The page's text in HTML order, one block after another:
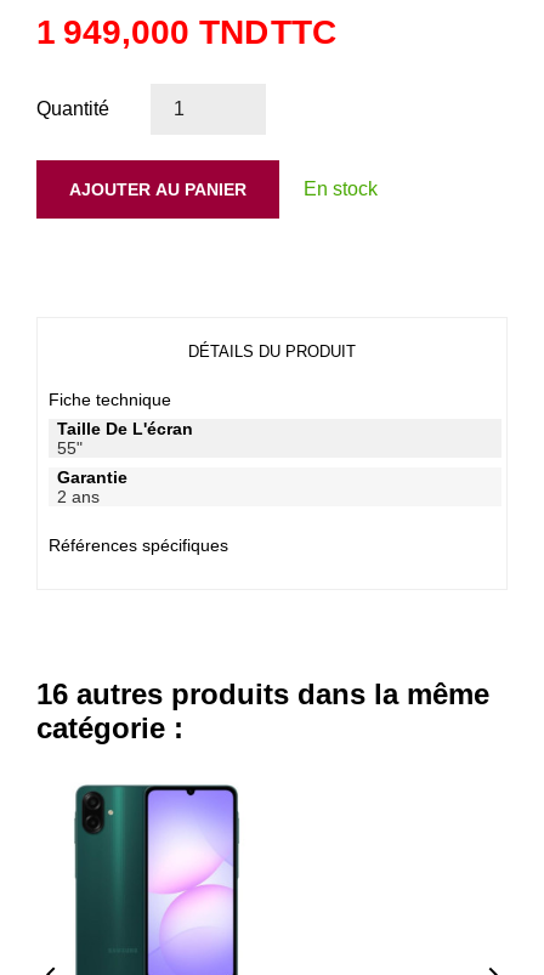
1 949,000 TNDTTC
Quantité
AJOUTER AU PANIER En stock
DÉTAILS DU PRODUIT
Fiche technique
Taille De L'écran
55"
Garantie
2 ans
Références spécifiques
16 autres produits dans la même
catégorie :